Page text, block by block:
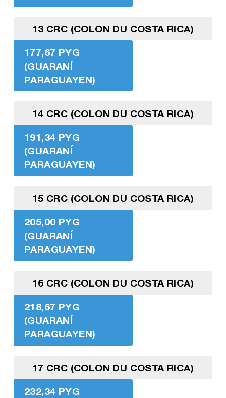
13 CRC (COLON DU COSTA RICA)
177,67 PYG
(GUARANÍ
PARAGUAYEN)
14 CRC (COLON DU COSTA RICA)
191,34 PYG
(GUARANÍ
PARAGUAYEN)
15 CRC (COLON DU COSTA RICA)
205,00 PYG
(GUARANÍ
PARAGUAYEN)
16 CRC (COLON DU COSTA RICA)
218,67 PYG
(GUARANÍ
PARAGUAYEN)
17 CRC (COLON DU COSTA RICA)
232,34 PYG